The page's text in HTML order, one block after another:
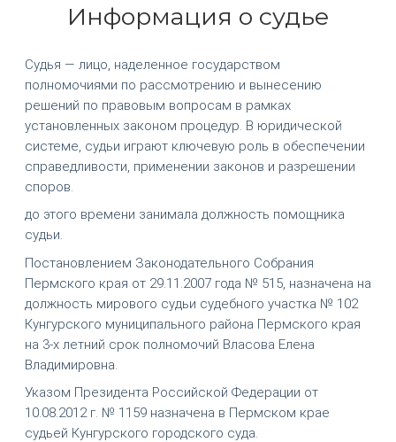
Информация о судье
Судья — лицо, наделенное государством
полномочиями по рассмотрению и вынесению
решений по правовым вопросам в рамках
установленных законом процедур. В юридической
системе, судьи играют ключевую роль в обеспечении
справедливости, применении законов и разрешении
споров.
до этого времени занимала должность помощника
судьи.
Постановлением Законодательного Собрания
Пермского края от 29.11.2007 года № 515, назначена на
должность мирового судьи судебного участка № 102
Кунгурского муниципального района Пермского края
на 3-х летний срок полномочий Власова Елена
Владимировна.
Указом Президента Российской Федерации от
10.08.2012 г. № 1159 назначена в Пермском крае
судьей Кунгурского городского суда.